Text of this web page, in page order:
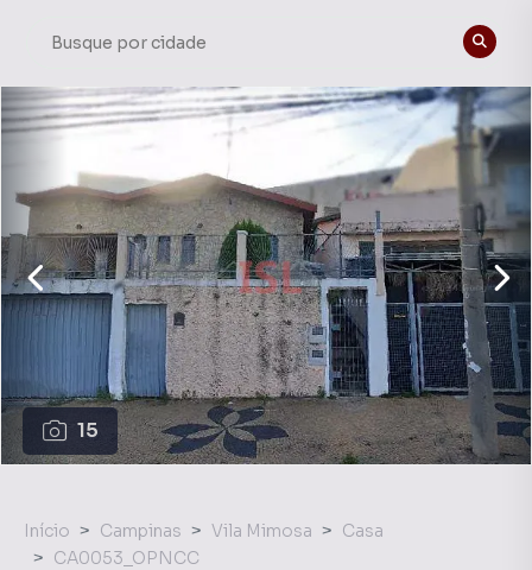
15
Início Campinas Vila Mimosa
Casa
CA0053_OPNCC